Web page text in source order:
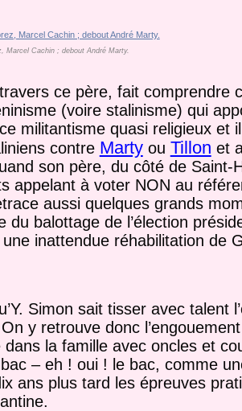
Marcel Cachin ; debout André Marty.
ce père, fait comprendre
(voire stalinisme) qui
militantisme quasi religieux et
contre Martyou Tillon et
son père, du côté de Saint-
appelant à voter NON au
aussi quelques grands
balottage de l’élection
inattendue réhabilitation de
Simon sait tisser avec talent
y retrouve donc
la famille avec oncles et
– eh ! oui ! le bac, comme
ans plus tard les épreuves